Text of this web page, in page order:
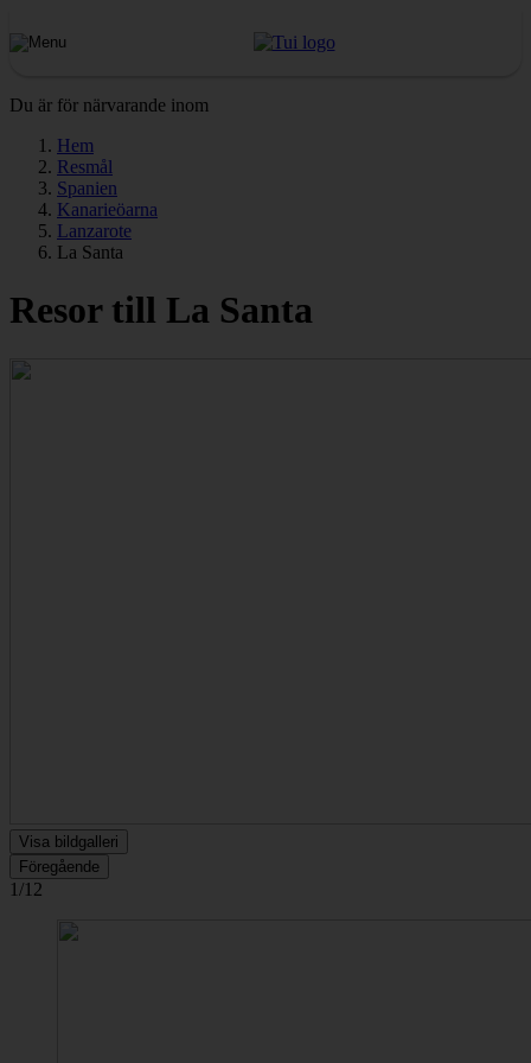
Du är för närvarande inom
Hem
Resmål
Spanien
Kanarieöarna
Lanzarote
La Santa
Resor till La Santa
Visa bildgalleri
Föregående
1/12